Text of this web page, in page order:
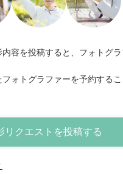
容を投稿すると、フォトグ
ォトグラファーを予約する
リクエストを投稿する